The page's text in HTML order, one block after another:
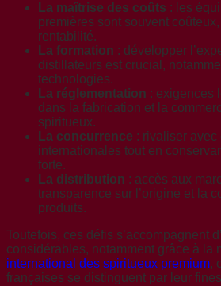
La maîtrise des coûts : les
premières sont souvent
rentabilité.
La formation : développer
distillateurs est crucial,
technologies.
La réglementation : exigences
dans la fabrication et la
spiritueux.
La concurrence : rivaliser avec
internationales tout en
forte.
La distribution : accès aux
transparence sur l’origine et la
produits.
Toutefois, ces défis s’accompagnent
considérables, notamment grâce à la
international des spiritueux premium,
françaises se distinguent par leur